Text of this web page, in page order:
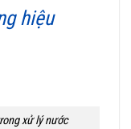
hiệu
xử lý nước